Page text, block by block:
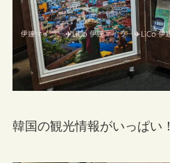
韓国の観光情報がいっぱい！